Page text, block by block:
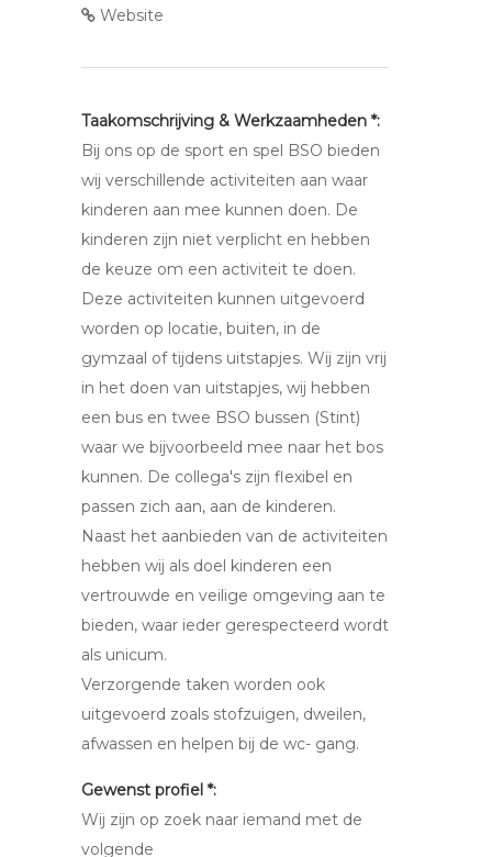
Website
Taakomschrijving & Werkzaamheden *:
Bij ons op de sport en spel BSO bieden
wij verschillende activiteiten aan waar
kinderen aan mee kunnen doen. De
kinderen zijn niet verplicht en hebben
de keuze om een activiteit te doen.
Deze activiteiten kunnen uitgevoerd
worden op locatie, buiten, in de
gymzaal of tijdens uitstapjes. Wij zijn vrij
in het doen van uitstapjes, wij hebben
een bus en twee BSO bussen (Stint)
waar we bijvoorbeeld mee naar het bos
kunnen. De collega's zijn flexibel en
passen zich aan, aan de kinderen.
Naast het aanbieden van de activiteiten
hebben wij als doel kinderen een
vertrouwde en veilige omgeving aan te
bieden, waar ieder gerespecteerd wordt
als unicum.
Verzorgende taken worden ook
uitgevoerd zoals stofzuigen, dweilen,
afwassen en helpen bij de wc- gang.
Gewenst profiel *:
Wij zijn op zoek naar iemand met de
volgende